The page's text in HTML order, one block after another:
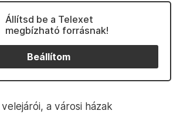
Állítsd be a Telexet
megbízható forrásnak!
Beállítom
a városi házak